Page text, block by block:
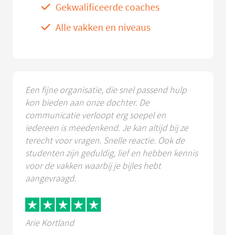
Gekwalificeerde coaches
Alle vakken en niveaus
Een fijne organisatie, die snel passend hulp
kon bieden aan onze dochter. De
communicatie verloopt erg soepel en
iedereen is meedenkend. Je kan altijd bij ze
terecht voor vragen. Snelle reactie. Ook de
studenten zijn geduldig, lief en hebben kennis
voor de vakken waarbij je bijles hebt
aangevraagd.
Arie Kortland